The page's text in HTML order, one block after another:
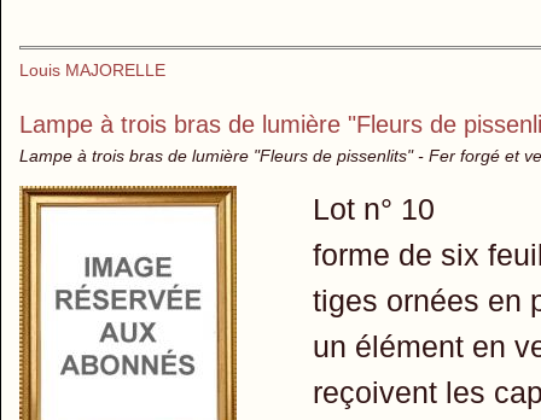
Louis MAJORELLE
Lampe à trois bras de lumière "Fleurs de
Lampe à trois bras de lumière "Fleurs de pissenlits" - Fer forgé et
Lot n° 10
forme de six
tiges ornées en
un élément en
reçoivent les